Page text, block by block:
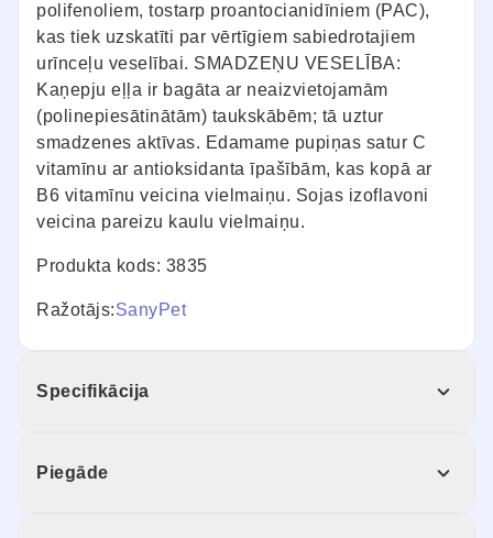
polifenoliem, tostarp proantocianidīniem (PAC),
kas tiek uzskatīti par vērtīgiem sabiedrotajiem
urīnceļu veselībai. SMADZEŅU VESELĪBA:
Kaņepju eļļa ir bagāta ar neaizvietojamām
(polinepiesātinātām) taukskābēm; tā uztur
smadzenes aktīvas. Edamame pupiņas satur C
vitamīnu ar antioksidanta īpašībām, kas kopā ar
B6 vitamīnu veicina vielmaiņu. Sojas izoflavoni
veicina pareizu kaulu vielmaiņu.
Produkta kods: 3835
Ražotājs:SanyPet
Specifikācija
Piegāde